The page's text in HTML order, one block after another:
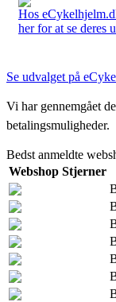
Hos
her for at se deres
Se udvalget på
Vi har gennemgået
betalingsmuligheder.
Bedst anmeldte
Webshop Stjerner